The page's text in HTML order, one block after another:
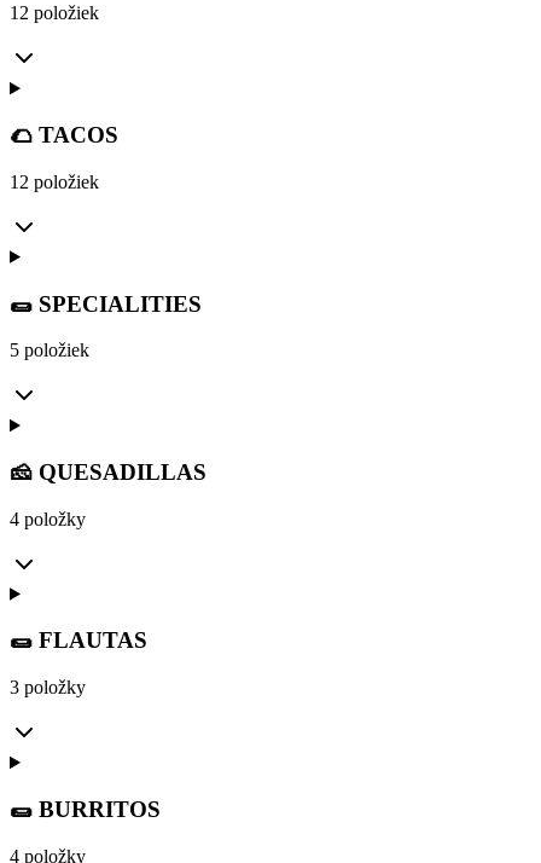
12 položiek
🌮 TACOS
12 položiek
🌯 SPECIALITIES
5 položiek
🧀 QUESADILLAS
4 položky
🌯 FLAUTAS
3 položky
🌯 BURRITOS
4 položky